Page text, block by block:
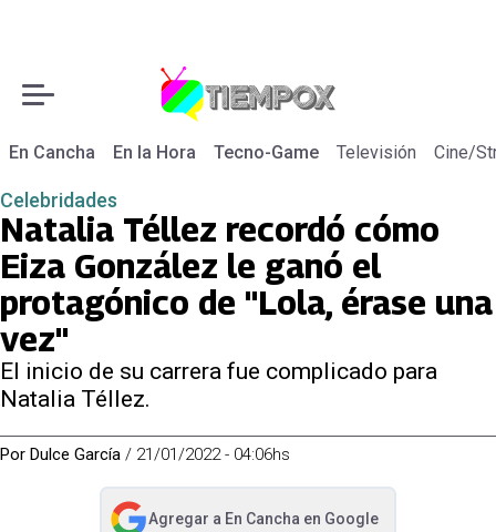
En Cancha En la Hora Tecno-Game Televisión Cine/
Celebridades
Natalia Téllez recordó cómo
Eiza González le ganó el
protagónico de "Lola, érase una
vez"
El inicio de su carrera fue complicado para
Natalia Téllez.
Por Dulce García / 21/01/2022 - 04:06hs
Agregar a En Cancha en Google
abre en nueva pestaña